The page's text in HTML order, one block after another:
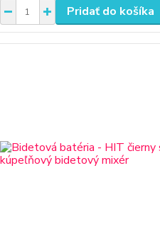
Pridať do košíka